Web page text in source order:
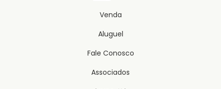
Venda
Aluguel
Fale Conosco
Associados